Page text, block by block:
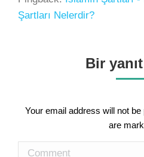
Şartları Nelerdir?
Bir
Your email address will not
are
Comment